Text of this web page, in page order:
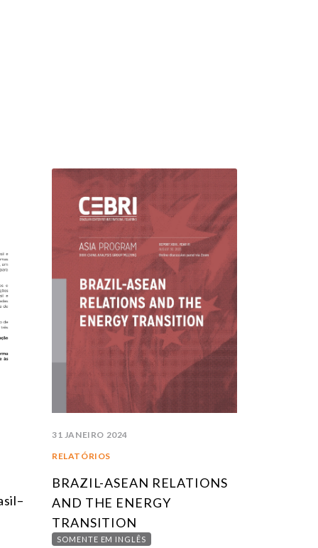
31 JANEIRO 2024
RELATÓRIOS
BRAZIL-ASEAN RELATIONS
AND THE ENERGY
TRANSITION
SOMENTE EM INGLÊS